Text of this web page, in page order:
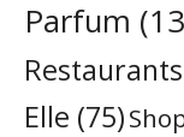
Parfum
Restaurants
Elle (75)